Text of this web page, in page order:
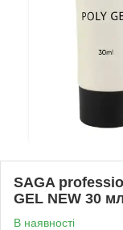
SAGA
GEL NEW 30
В наявності